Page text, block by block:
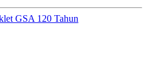
GSA 120 Tahun